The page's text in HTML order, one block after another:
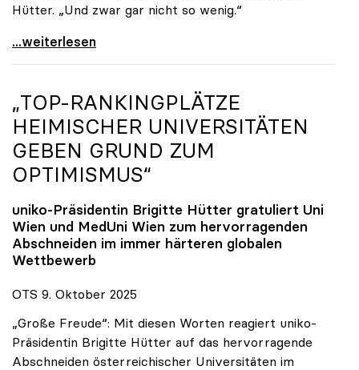
Hütter. „Und zwar gar nicht so wenig.“
Reges Interesse von US-Forscher:innen an
...weiterlesen
„TOP-RANKINGPLÄTZE
HEIMISCHER UNIVERSITÄTEN
GEBEN GRUND ZUM
OPTIMISMUS“
uniko-Präsidentin Brigitte Hütter gratuliert Uni
Wien und MedUni Wien zum hervorragenden
Abschneiden im immer härteren globalen
Wettbewerb
OTS 9. Oktober 2025
„Große Freude“: Mit diesen Worten reagiert uniko-
Präsidentin Brigitte Hütter auf das hervorragende
Abschneiden österreichischer Universitäten im